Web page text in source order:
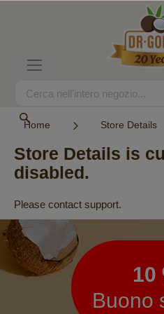
Search
Home Store Details
Store Details is
disabled.
Please contact support.
Newsletter
10
Buono